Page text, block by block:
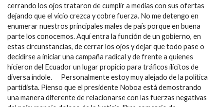
cerrando los ojos trataron de cumplir a medias con sus ofertas
dejando que el vicio crezca y cobre fuerza. No me detengo en
enumerar nuestros principales males de país porque en buena
parte los conocemos. Aquí entra la función de un gobierno, en
estas circunstancias, de cerrar los ojos y dejar que todo pase o
decidirse a iniciar una campaña radical y de frente a quienes
hicieron del Ecuador un lugar propicio para tráficos ilícitos de
diversa índole. Personalmente estoy muy alejado de la política
partidista. Pienso que el presidente Noboa está demostrando
una manera diferente de relacionarse con las fuerzas negativas